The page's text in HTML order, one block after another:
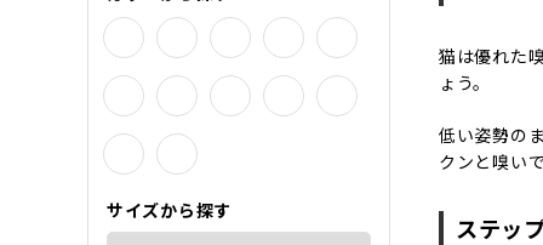
猫は優れた
ょう。
低い姿勢の
クンと嗅い
ステッ
サイズから探す